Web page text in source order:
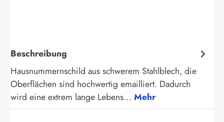
Beschreibung
Hausnummernschild aus schwerem Stahlblech, die
Oberflächen sind hochwertig emailliert. Dadurch
wird eine extrem lange Lebens… Mehr